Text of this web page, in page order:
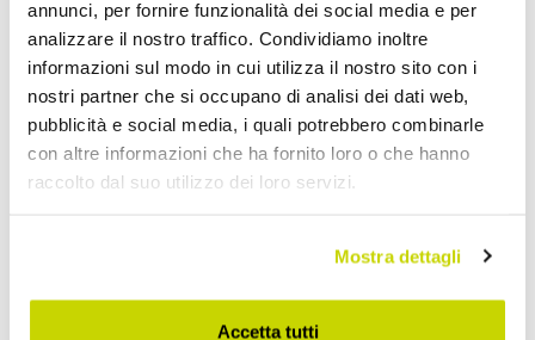
annunci, per fornire funzionalità dei social media e per
analizzare il nostro traffico. Condividiamo inoltre
informazioni sul modo in cui utilizza il nostro sito con i
nostri partner che si occupano di analisi dei dati web,
pubblicità e social media, i quali potrebbero combinarle
con altre informazioni che ha fornito loro o che hanno
raccolto dal suo utilizzo dei loro servizi.
Mostra dettagli
Accetta tutti
Aggiungi alla Wish List
Invia la tua opinione su questo prodotto